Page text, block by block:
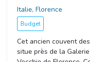
Italie, Florence
Budget
Cet ancien couvent
situe près de la